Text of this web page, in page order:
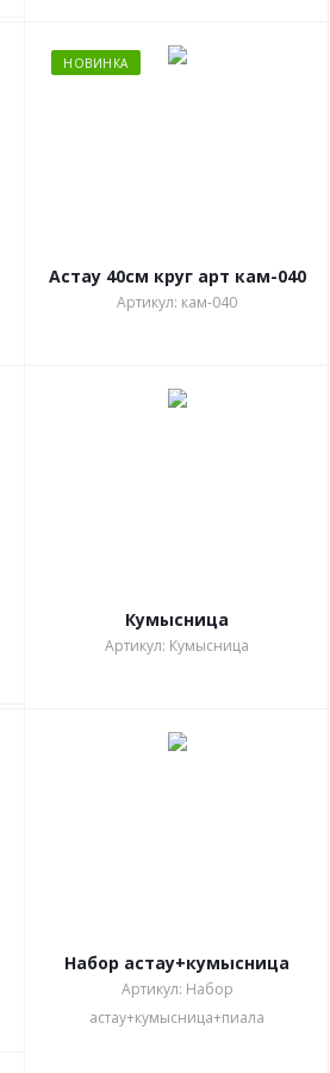
НОВИНКА
Астау 40см круг арт кам-040
Артикул: кам-040
Кумысница
Артикул: Кумысница
Набор астау+кумысница
Артикул: Набор
астау+кумысница+пиала